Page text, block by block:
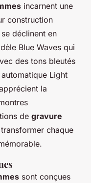
incarnent une
construction
déclinent en
Blue Waves qui
des tons bleutés
Light
la
de gravure
chaque
sont conçues